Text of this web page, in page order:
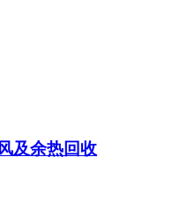
及余热回收